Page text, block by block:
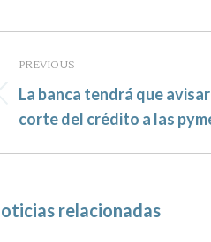
navigation
PREVIOUS
Previous
post:
La banca tendrá que
corte del crédito a las
relacionadas